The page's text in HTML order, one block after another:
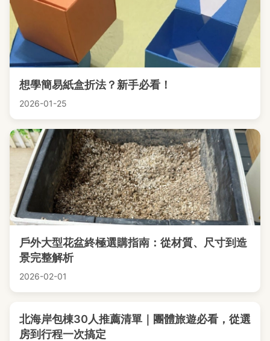
想學簡易紙盒折法？新手必看！
2026-01-25
戶外大型花盆終極選購指南：從材質、尺寸到造
景完整解析
2026-02-01
北海岸包棟30人推薦清單｜團體旅遊必看，從選
房到行程一次搞定